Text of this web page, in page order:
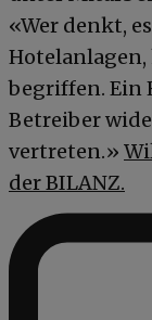
«Wer denkt,
Hotelanlagen,
begriffen. Ein
Betreiber
vertreten.»
der BILANZ.